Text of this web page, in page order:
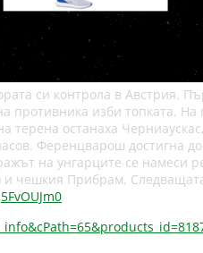
си контрола в Австрия.
противника изби топката.
терена останаха
Ференцварош достигна
на унгарците се
и чешкия Прибрам.